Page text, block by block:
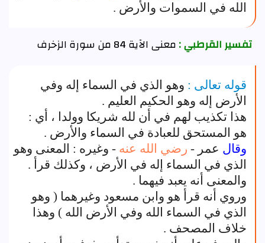
الله في السموات والأرض .
تفسير القرطبي :معنى الآية 84 من سورة الزخرف
قوله تعالى : وهو الذي في السماء إله وفي
الأرض إله وهو الحكيم العليم .
هذا تكذيب لهم في أن لله شريكا وولدا ، أي :
هو المستحق للعبادة في السماء والأرض .
وقال عمر - رضي الله عنه - وغيره : المعنى وهو
الذي في السماء إله في الأرض ، وكذلك قرأ .
والمعنى أنه يعبد فيهما .
وروي أنه قرأ هو وابن مسعود وغيرهما ( وهو
الذي في السماء الله وفي الأرض الله ) وهذا
خلاف المصحف .